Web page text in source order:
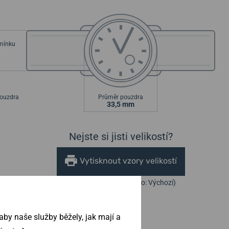
Průměr pouzdra
33,5 mm
Nejste si jisti velikostí?
Vytisknout vzory velikostí
(U tisku nastavte Měřítko: Výchozí)
naše služby běžely, jak mají a